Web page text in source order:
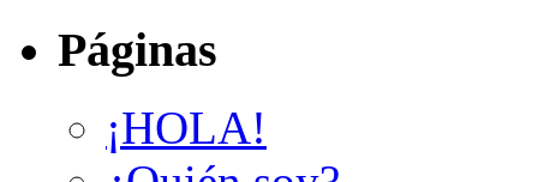
Páginas
¡HOLA!